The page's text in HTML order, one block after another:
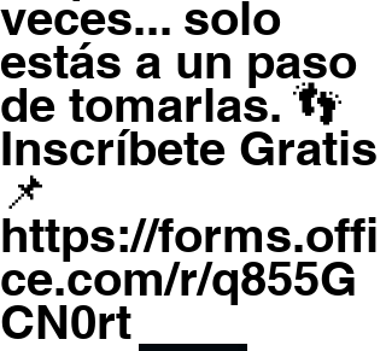
veces... solo
estás a un paso
de tomarlas. 👣
Inscríbete Gratis
📌
https://forms.offi
ce.com/r/q855G
CN0rt